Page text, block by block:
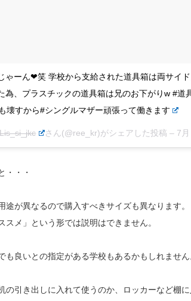
ゃーん❤︎笑 学校から支給された道具箱は両サイ
為、プラスチックの道具箱は兄のお下がりw #道
壊すから#シングルマザー頑張って働きます
Lis_si_jkc さん(@ree_kr)がシェアした投稿 – 7
・・・
途が異なるので購入すべきサイズも異なります。
スメ」という形では説明はできません。
も良いとの指定がある学校もあるかもしれません
の引き出しに入れて使うのか、ロッカーなど棚